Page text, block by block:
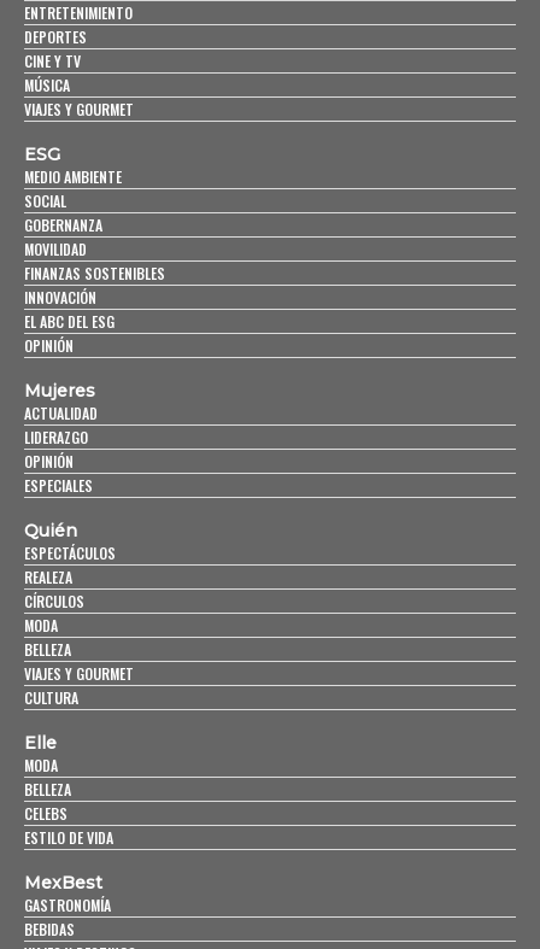
ENTRETENIMIENTO
DEPORTES
CINE Y TV
MÚSICA
VIAJES Y GOURMET
ESG
MEDIO AMBIENTE
SOCIAL
GOBERNANZA
MOVILIDAD
FINANZAS SOSTENIBLES
INNOVACIÓN
EL ABC DEL ESG
OPINIÓN
Mujeres
ACTUALIDAD
LIDERAZGO
OPINIÓN
ESPECIALES
Quién
ESPECTÁCULOS
REALEZA
CÍRCULOS
MODA
BELLEZA
VIAJES Y GOURMET
CULTURA
Elle
MODA
BELLEZA
CELEBS
ESTILO DE VIDA
MexBest
GASTRONOMÍA
BEBIDAS